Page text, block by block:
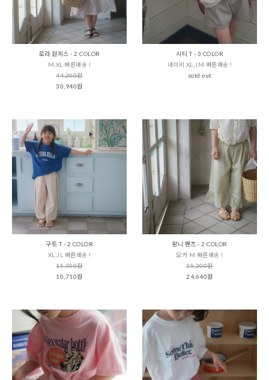
로라 원피스 - 2 COLOR
M,XL 빠른배송 !
44,200원
30,940원
시티 T - 3 COLOR
네이비 XL,JM 빠른배송 !
sold out
구트 T - 2 COLOR
XL,JL 빠른배송 !
15,300원
10,710원
팡니 팬츠 - 2 COLOR
모카 M 빠른배송 !
35,200원
24,640원